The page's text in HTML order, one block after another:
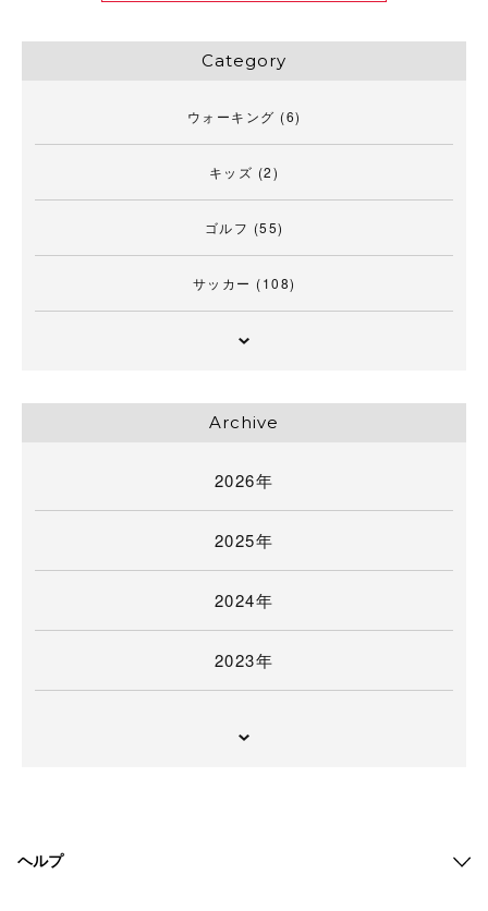
Category
ウォーキング (6)
キッズ (2)
ゴルフ (55)
サッカー (108)
Archive
2026年
2025年
2024年
2023年
ヘルプ